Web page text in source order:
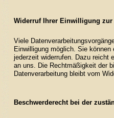
Widerruf Ihrer Einwilligung zur
Viele
Einwilligung möglich. Sie
jederzeit widerrufen. Dazu reicht
an uns. Die Rechtmäßigkeit der
Datenverarbeitung bleibt vom
Beschwerderecht bei der